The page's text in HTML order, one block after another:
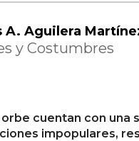
A. Aguilera
y Costumbres
cuentan con una
impopulares,